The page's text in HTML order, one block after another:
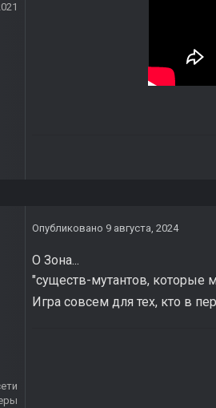
Опубликовано 9 августа, 2024
О Зона...
"существ-мутантов, которые
Игра совсем для тех, кто в